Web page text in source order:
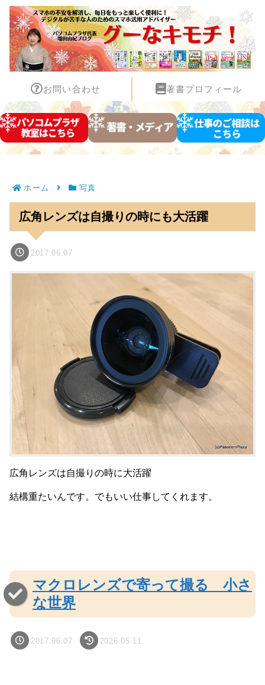
お問い合わせ 著書プロフィール
ホーム 写真
広角レンズは自撮りの時にも大活躍
2017.06.07
広角レンズは自撮りの時に大活躍
結構重たいんです。でもいい仕事してくれます。
マクロレンズで寄って撮る 小さ
な世界
2017.06.07 2026.05.11